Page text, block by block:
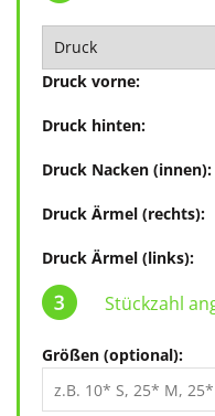
Druck vorne:
Druck hinten:
Druck Nacken (innen):
Druck Ärmel (rechts):
Druck Ärmel (links):
Stückzahl
Größen (optional):